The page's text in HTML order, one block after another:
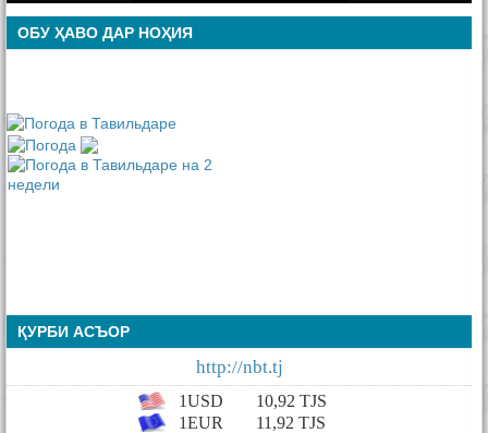
ОБУ ҲАВО ДАР НОҲИЯ
ҚУРБИ АСЪОР
http://nbt.tj
1USD 10,92 TJS
1EUR
11,92 TJS